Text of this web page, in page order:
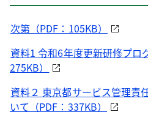
次第（PDF：105KB）
資料1 令和6年度更新研修プロ
275KB）
資料２ 東京都サービス管理責
いて（PDF：337KB）